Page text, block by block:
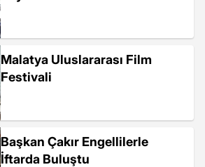
Malatya Uluslararası Film
Festivali
Başkan Çakır Engellilerle
İftarda Buluştu